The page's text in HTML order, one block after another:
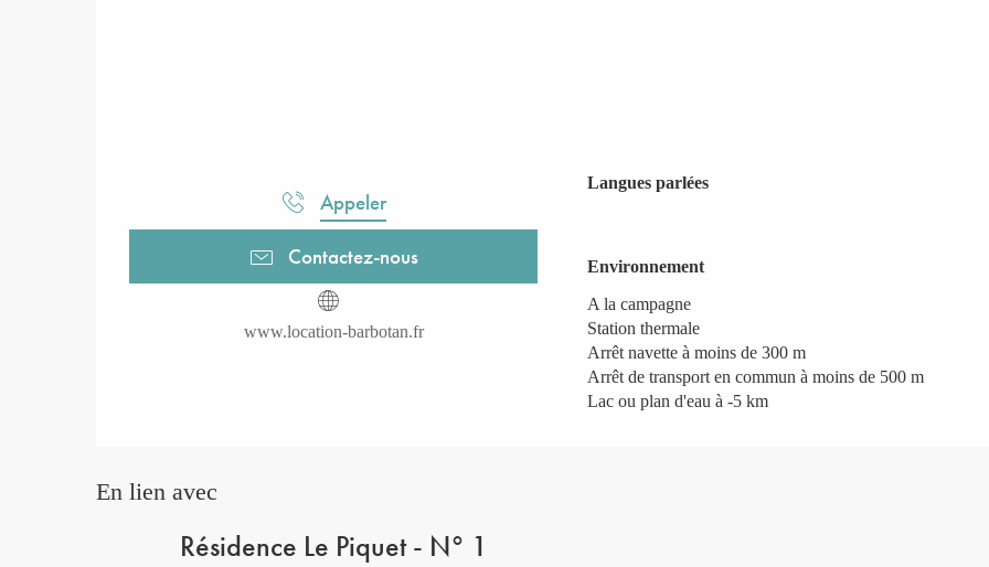
Appeler
Contactez-nous
www.location-barbotan.fr
Langues parlées
Langues parlées
Environnement
Environnement
A la campagne
Station thermale
Arrêt navette à moins de 300 m
Arrêt de transport en commun à moins de 500 m
Lac ou plan d'eau à -5 km
En lien avec
Résidence Le Piquet - N° 1